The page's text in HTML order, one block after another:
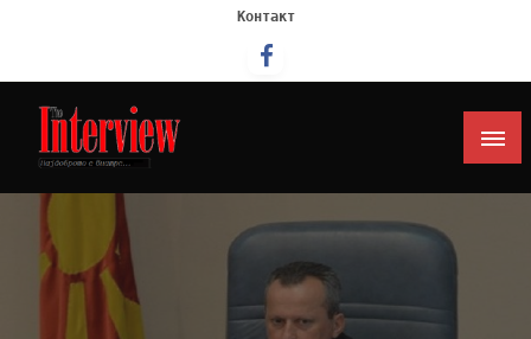
Контакт
Интервју